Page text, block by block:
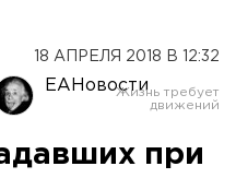
18 АПРЕЛЯ 2018 В 12:32
ЕАНовости
при